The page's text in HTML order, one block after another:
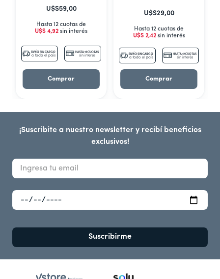
U$S59,00
Hasta 12 cuotas de
U$S 4,92 sin interés
ENVÍO SIN CARGO
a todo el país
HASTA 12 CUOTAS
sin interés
Comprar
U$S29,00
Hasta 12 cuotas de
U$S 2,42sin interés
ENVÍO SIN CARGO
a todo el país
HASTA 12 CUOTAS
sin interés
Comprar
¡Suscribite a nuestro newsletter y recibí beneficios
exclusivos!
Suscribirme